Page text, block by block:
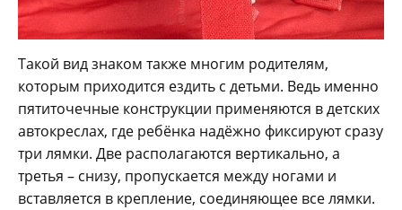
Такой вид знаком также многим родителям,
которым приходится ездить с детьми. Ведь именно
пятиточечные конструкции применяются в детских
автокреслах, где ребёнка надёжно фиксируют сразу
три лямки. Две располагаются вертикально, а
третья – снизу, пропускается между ногами и
вставляется в крепление, соединяющее все лямки.